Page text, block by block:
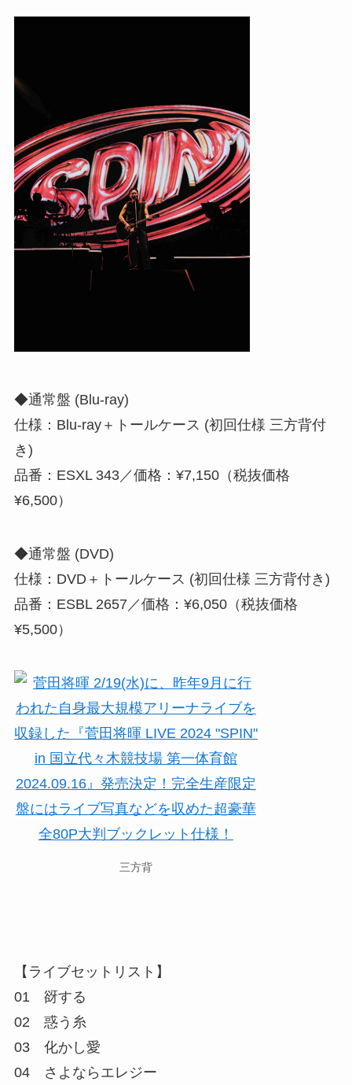
◆通常盤 (Blu-ray)
仕様：Blu-ray＋トールケース (初回仕様 三方背付
き)
品番：ESXL 343／価格：¥7,150（税抜価格
¥6,500）
◆通常盤 (DVD)
仕様：DVD＋トールケース (初回仕様 三方背付き)
品番：ESBL 2657／価格：¥6,050（税抜価格
¥5,500）
三方背
【ライブセットリスト】
01 谺する
02 惑う糸
03 化かし愛
04 さよならエレジー